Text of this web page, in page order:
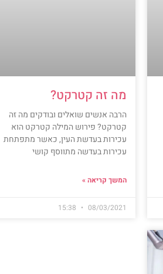
מה זה קטרקט?
הרבה אנשים שואלים ובודקים מה זה
קטרקט? פירוש המילה קטרקט הוא
עכירות בעדשת העין, כאשר מתפתחת
עכירות בעדשה מתווסף קושי
המשך קריאה »
08/03/2021